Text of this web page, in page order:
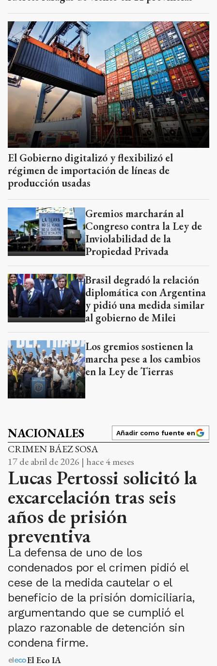
El Gobierno digitalizó y flexibilizó el
régimen de importación de líneas de
producción usadas
Gremios marcharán al
Congreso contra la Ley de
Inviolabilidad de la
Propiedad Privada
Brasil degradó la relación
diplomática con Argentina
y pidió una medida similar
al gobierno de Milei
Los gremios sostienen la
marcha pese a los cambios
en la Ley de Tierras
NACIONALES Añadir como fuente en
CRIMEN BÁEZ SOSA
17 de abril de 2026 | hace 4 meses
Lucas Pertossi solicitó la
excarcelación tras seis
años de prisión
preventiva
La defensa de uno de los
condenados por el crimen pidió el
cese de la medida cautelar o el
beneficio de la prisión domiciliaria,
argumentando que se cumplió el
plazo razonable de detención sin
condena firme.
El Eco IA